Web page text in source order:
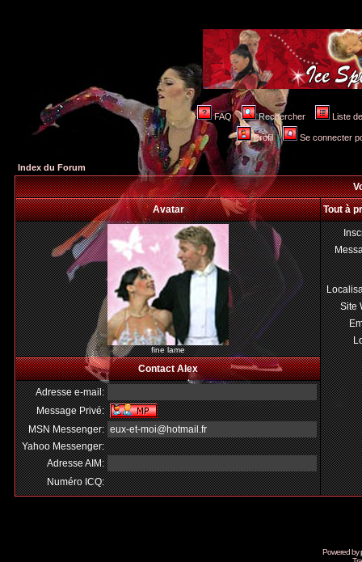
FAQ Rechercher Liste
Profil Se connecter
Index du Forum
Avatar
Tout à
fine lame
Site
Contact Alex
Adresse e-mail:
Message Privé:
MSN Messenger: eux-et-moi@hotmail.fr
Yahoo Messenger:
Adresse AIM:
Numéro ICQ:
Powered by